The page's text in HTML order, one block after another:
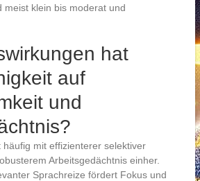
meist klein bis moderat und
hat
auf
und
mit effizienterer selektiver
Arbeitsgedächtnis einher.
Sprachreize fördert Fokus und